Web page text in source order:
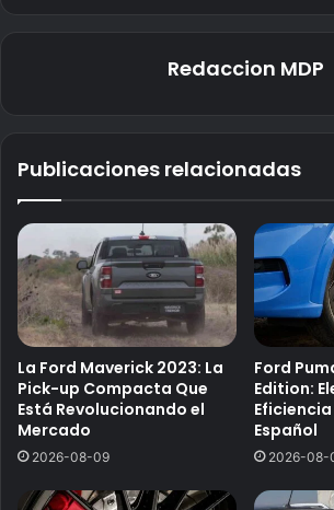
Redaccion MDP
Publicaciones relacionadas
La Ford Maverick 2023: La
Pick-up Compacta Que
Está Revolucionando el
Mercado
2026-08-09
Ford
Edition:
Español
2026-08-